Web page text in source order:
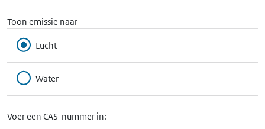
Toon emissie naar
Lucht
Water
Voer een CAS-nummer in: